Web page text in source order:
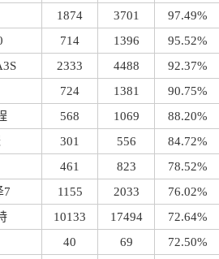
1874 3701
97.49%
714 1396
95.52%
2333 4488
92.37%
724 1381
90.75%
568 1069
88.20%
301 556
84.72%
461 823
78.52%
7 1155 2033
76.02%
10133 17494
72.64%
40 69
72.50%